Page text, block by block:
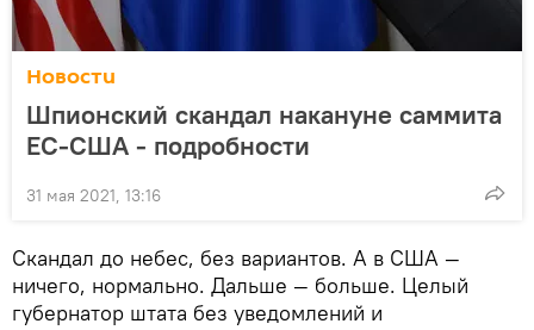
Новости
Шпионский скандал накануне саммита
ЕС-США - подробности
31 мая 2021, 13:16
Скандал до небес, без вариантов. А в США —
ничего, нормально. Дальше — больше. Целый
губернатор штата без уведомлений и